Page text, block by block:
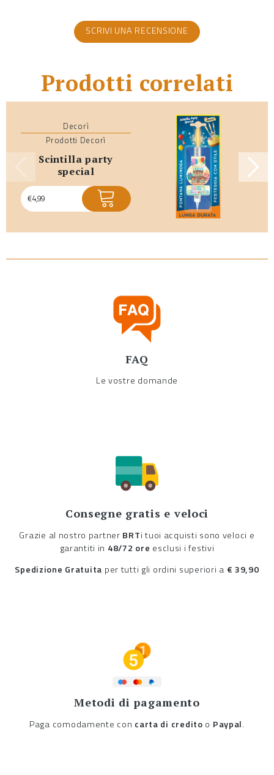
SCRIVI UNA RECENSIONE
Prodotti correlati
Decorì
Prodotti Decorì
scintilla party
special
€4,99
FAQ
Le vostre domande
Consegne gratis e veloci
Grazie al nostro partner BRTi tuoi acquisti sono veloci e
garantiti in 48/72 ore esclusi i festivi
Spedizione Gratuita per tutti gli ordini superiori a € 39,90
Metodi di pagamento
Paga comodamente con carta di credito o Paypal.